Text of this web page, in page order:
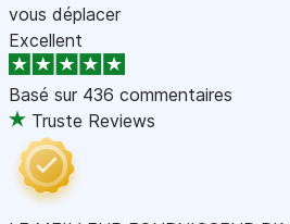
vous déplacer
Excellent
Basé sur 436 commentaires
Truste Reviews